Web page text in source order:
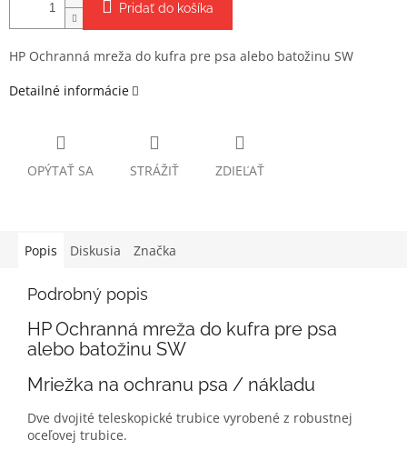
Pridať do košíka
HP Ochranná mreža do kufra pre psa alebo batožinu SW
Detailné informácie
OPÝTAŤ SA STRÁŽIŤ ZDIEĽAŤ
Popis Diskusia Značka
Podrobný popis
HP Ochranná mreža do kufra pre psa
alebo batožinu SW
Mriežka na ochranu psa / nákladu
Dve dvojité teleskopické trubice vyrobené z robustnej
oceľovej trubice.